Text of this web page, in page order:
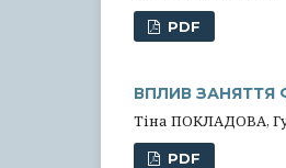
PDF
ВПЛИВ ЗАНЯТТЯ
Тіна ПОКЛАДОВА,
PDF